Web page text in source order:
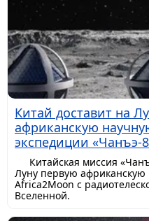
Китай доставит на
африканскую
экспедиции «Чанъэ-
Китайская миссия
Луну первую
Africa2Moon с
Вселенной.